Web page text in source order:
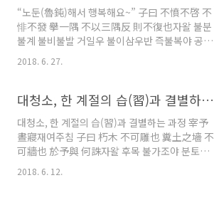
‘나’는 잊고 다른 사람들이 하자는 것에 맡기기만
하면 어떻게든 즐거운 분위기에 휩쓸려 다닐 수
있다. 하지만 둘이서 가는 여행은 다르다. 온전히
서로에게 집중된 상태에서 자신의 반응을 숨길
라는 긴 시간을 보낸 적은 더더구나 없었다..
“노둔(魯鈍)해서 행복해요~” 子曰 不憤不啓 不
悱不發 擧一隅 不以三隅反 則不復也자왈 불분
불계 불비불발 거일우 불이삼우반 즉불복야 공자
(孔子)께서 말씀하셨다. “마음속으로 통하려고
노력하지 않으면 열어주지 않으며, 애태워하지
데 이것을 가지고 남은 세 귀퉁이를 되돌아보지
않으면 다시 더 일러주지 않아야 한다.” - 〈술
이〉 8장 =글자풀이= =주석풀이= 〈위정〉편 4
장에 따르면, 공자는 15살에 배움을 뜻을 둔(志
學) 뒤로, 이립과 불혹을 거쳐 50살에 이르러 천
명을 알게 됐다고 한다(知天命). 이와 같은 삶을
2018. 6. 27.
대청소, 한 계절의 습(習)과 결별하는 과정
대청소, 한 계절의 습(習)과 결별하는 과정 宰予
晝寢재여주침 子曰 朽木 不可雕也 糞土之墻 不
可牆也 於予與 何誅자왈 후목 불가조야 분토지
장 불가오야 어여여 하주 子曰 始吾於人也 聽其
言而信其行 今吾於人也 聽其言而觀其行 於予
2018. 6. 12.